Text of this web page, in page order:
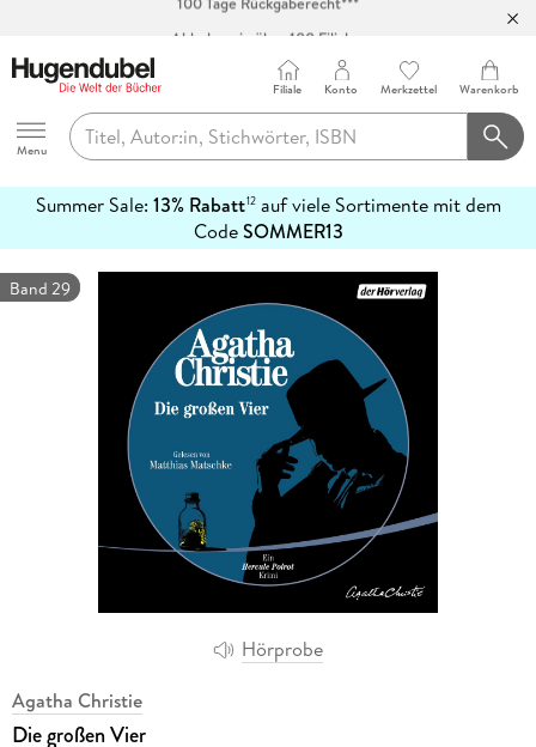
Abholung in über 100 Filialen
Hugendubel
Menu
Filiale Konto Merkzettel Warenkorb
Summer Sale: 13% Rabatt12auf viele Sortimente mit dem
CodeSOMMER13
erfahren
Hörprobe
Band 29
Agatha Christie
Die großen Vier